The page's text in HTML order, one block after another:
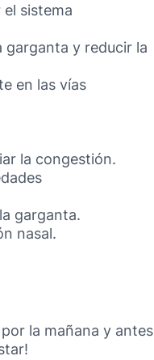
sistema
garganta y reducir la
en las vías
la congestión.
garganta.
nasal.
la mañana y antes